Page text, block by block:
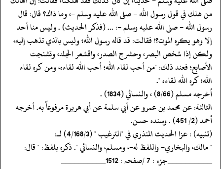
من هلك في قول رسول الله - صلى الله عليه وسلم -، وما ذاك؟ قال: قال
رسول الله - صلى الله عليه وسلم -: ... (فذكر الحديث) . وليس منا أحد
إلا وهو يكره الموت؟! فقالت: قد قاله رسول الله؛ وليس بالذي تذهب إليه،
ولكن إذا شخص البصر، وحشرج الصدر، واقشعر الجلد، وتشنجت
الأصابع؛ فعند ذلك: "من أحب لقاء الله؛ أحب الله لقاءه، ومن كره لقاء
الله؛ كره الله لقاءه ".
‏‏‏‏أخرجه مسلم (8/66) ، والنسائي (1834) .
‏‏‏‏الثالثة: عن محمد بن عمرو عن أبي سلمة عن أبي هريرة مرفوعاً به. أخرجه
أحمد (2/ 451) . وسنده حسن.
‏‏‏‏(تنبيه) : عزا الحديث المنذري في "الترغيب " (4/168/3) لـ:
‏‏‏‏" مالك، والبخاري- واللفظ له-، ومسلم، والنسائي ". ذكره بلفظ: " قال:
‏‏‏‏__________جزء : 7 /صفحہ : 1512__________